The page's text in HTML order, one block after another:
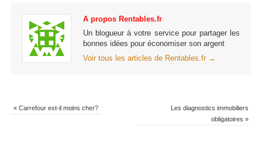
A propos Rentables.fr
Un blogueur à votre service pour partager les
bonnes idées pour économiser son argent
Voir tous les articles de Rentables.fr →
«Carrefour est-il moins cher?
Les diagnostics immobiliers
obligatoires»